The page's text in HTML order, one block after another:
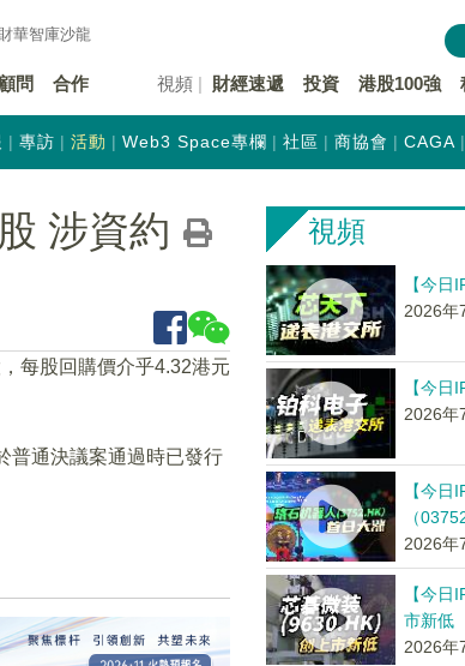
財華智庫沙龍
顧問 合作 視頻 財經速遞 投資 港股100強
專訪 活動 Web3 Space專欄 社區 商協會 CAGA
涉資約
每股回購價介乎4.32港元
普通決議案通過時已發行
視頻
【今
2026年
【今
2026年
【今
（
2026年
【今
市新低
2026年